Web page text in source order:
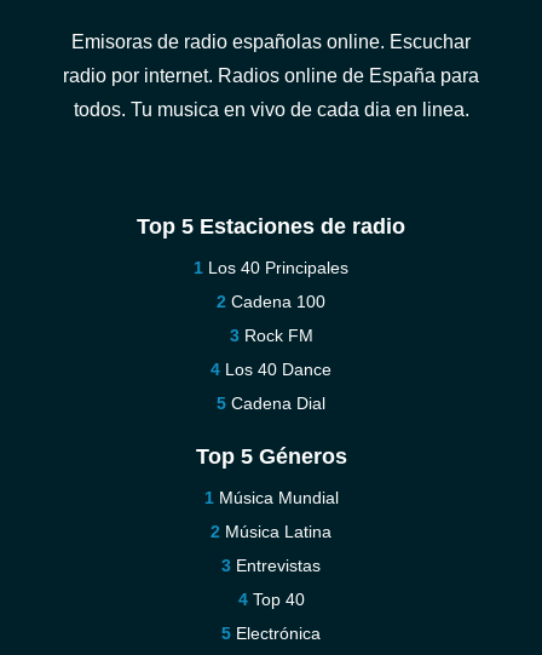
Emisoras de radio españolas online. Escuchar
radio por internet. Radios online de España para
todos. Tu musica en vivo de cada dia en linea.
Top 5 Estaciones de radio
Los 40 Principales
Cadena 100
Rock FM
Los 40 Dance
Cadena Dial
Top 5 Géneros
Música Mundial
Música Latina
Entrevistas
Top 40
Electrónica